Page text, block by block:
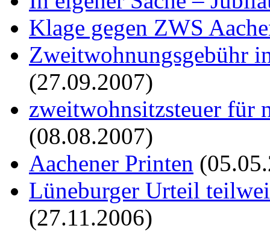
Klage gegen ZWS
Zweitwohnungsgebühr
(27.09.2007)
zweitwohnsitzsteuer für
(08.08.2007)
Aachener Printen
Lüneburger Urteil
(27.11.2006)